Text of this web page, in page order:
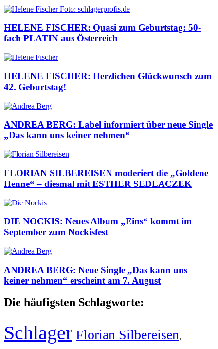
HELENE FISCHER: Quasi zum Geburtstag: 50-
fach PLATIN aus Österreich
HELENE FISCHER: Herzlichen Glückwunsch zum
42. Geburtstag!
ANDREA BERG: Label informiert über neue Single
„Das kann uns keiner nehmen“
FLORIAN SILBEREISEN moderiert die „Goldene
Henne“ – diesmal mit ESTHER SEDLACZEK
DIE NOCKIS: Neues Album „Eins“ kommt im
September zum Nockisfest
ANDREA BERG: Neue Single „Das kann uns
keiner nehmen“ erscheint am 7. August
Die häufigsten Schlagworte:
Schlager, Florian Silbereisen,